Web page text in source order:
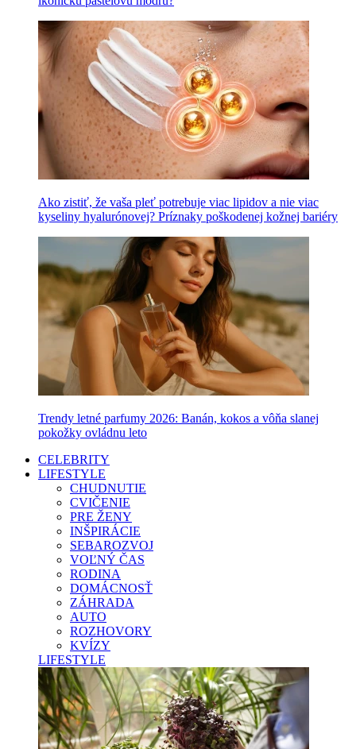
Ako zistiť, že vaša pleť potrebuje viac lipidov a nie viac
kyseliny hyalurónovej? Príznaky poškodenej kožnej bariéry
Trendy letné parfumy 2026: Banán, kokos a vôňa slanej
pokožky ovládnu leto
CELEBRITY
LIFESTYLE
CHUDNUTIE
CVIČENIE
PRE ŽENY
INŠPIRÁCIE
SEBAROZVOJ
VOĽNÝ ČAS
RODINA
DOMÁCNOSŤ
ZÁHRADA
AUTO
ROZHOVORY
KVÍZY
LIFESTYLE